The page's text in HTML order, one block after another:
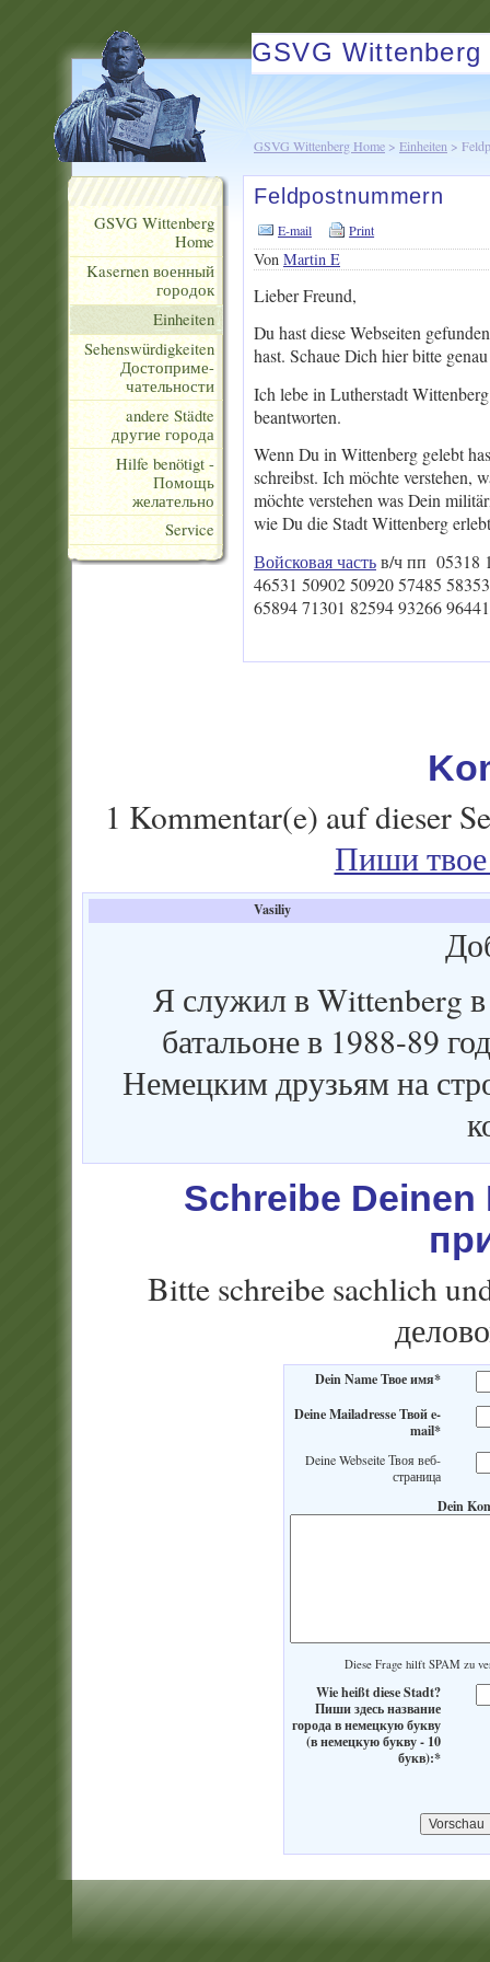
GSVG
GSVG Wittenberg Home > Einheiten >
GSVG Wittenberg
Home
Kasernen военный
городок
Einheiten
Sehenswürdigkeiten
Достоприме-
чательности
andere Städte
другие города
Hilfe benötigt -
Помощь
желательно
Service
Feldpostnummern
E-mail Print
Von Martin E
Lieber Freund,
Du hast diese Webseiten
hast. Schaue Dich hier bitte
Ich lebe in Lutherstadt
beantworten.
Wenn Du in Wittenberg gelebt
schreibst. Ich möchte verstehen,
möchte verstehen was Dein
wie Du die Stadt Wittenberg
Войсковая частьв/ч пп 05318
46531 50902 50920 57485
65894 71301 82594 93266
1 Kommentar(e) auf dieser
Пиши твое
Vasiliy
Я служил в Wittenberg
батальоне в 1988-89
Немецким друзьям на
Schreibe
Bitte schreibe sachlich
Dein Name Твое имя*
Deine Mailadresse Твой e-
mail*
Deine Webseite Твоя веб-
страница
Dein
Diese Frage hilft SPAM zu
Wie heißt diese Stadt?
Пиши здесь название
города в немецкую букву
(в немецкую букву - 10
букв):*